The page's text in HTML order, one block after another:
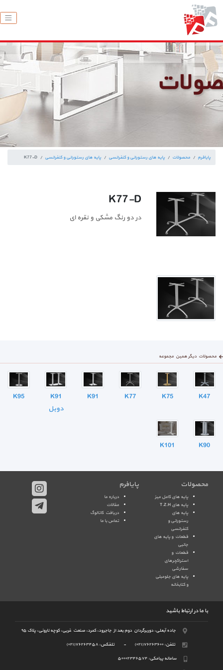
پایافرم محصولات پایه های رستورانی و کنفرانسی پایه های رستورانی و کنفرانسی K77-D
K77-D
در دو رنگ مشکی و نقره ای
محصولات دیگر همین مجموعه
K47
K75
K77
K91
K91
دوبل
K95
K90
K101
محصولات
پایه های کامل میز
پایه های T.Z.H
پایه های
رستورانی و
کنفرانسی
قطعات و پایه های
جانبی
قطعات و
استراکچرهای
سفارشی
پایه های جلومبلی
و کتابخانه
پایافرم
درباره ما
مقالات
دریافت کاتالوگ
تماس با ما
با ما در ارتباط باشید
جاده آبعلی، دوربرگردان دوم بعد از جاجرود، کمرد، صنعت غربی، کوچه ناروئی، پلاک ۹۵
تلفن:(۰۲۱)۷۶۲۶۳۶۰۰ - تلفکس: (۰۲۱)۷۶۲۶۳۴۵۸
سامانه پیامکی: ۵۰۰۰۲۳۴۶۵۷۴